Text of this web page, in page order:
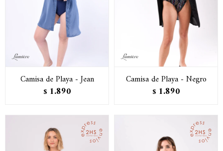
Camisa de Playa - Jean
$ 1.890
Camisa de Playa - Negro
$ 1.890